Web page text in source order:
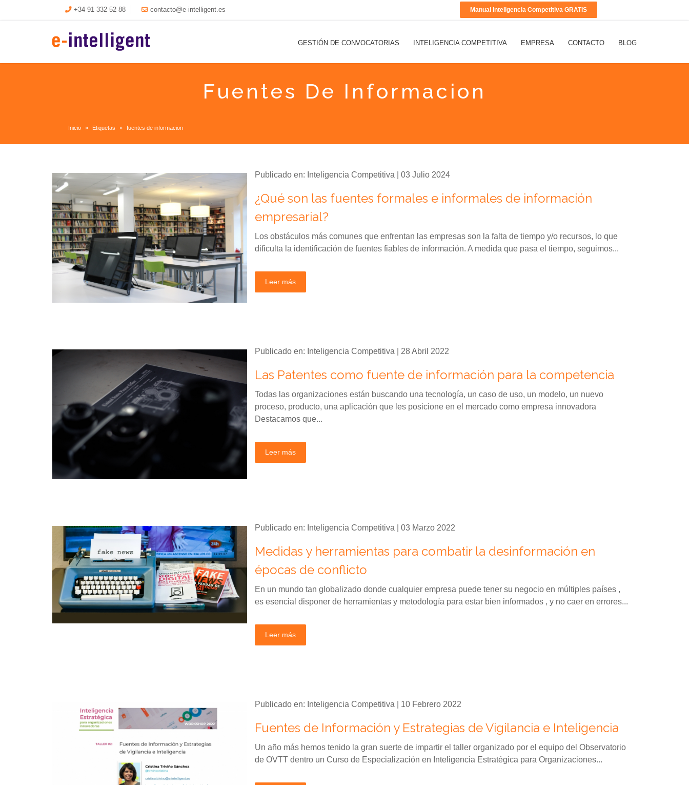
+34 91 332 52 88 contacto@e-intelligent.es Manual Inteligencia Competitiva GRATIS
GESTIÓN DE CONVOCATORIAS INTELIGENCIA COMPETITIVA EMPRESA CONTACTO BLOG
Fuentes De Informacion
Inicio Etiquetas fuentes de informacion
Publicado en: Inteligencia Competitiva | 03 Julio 2024
¿Qué son las fuentes formales e informales de información
empresarial?
Los obstáculos más comunes que enfrentan las empresas son la falta de tiempo y/o recursos, lo que
dificulta la identificación de fuentes fiables de información. A medida que pasa el tiempo, seguimos...
Leer más
Publicado en: Inteligencia Competitiva | 28 Abril 2022
Las Patentes como fuente de información para la competencia
Todas las organizaciones están buscando una tecnología, un caso de uso, un modelo, un nuevo
proceso, producto, una aplicación que les posicione en el mercado como empresa innovadora
Destacamos que...
Leer más
Publicado en: Inteligencia Competitiva | 03 Marzo 2022
Medidas y herramientas para combatir la desinformación en
épocas de conflicto
En un mundo tan globalizado donde cualquier empresa puede tener su negocio en múltiples países ,
es esencial disponer de herramientas y metodología para estar bien informados , y no caer en errores...
Leer más
Publicado en: Inteligencia Competitiva | 10 Febrero 2022
Fuentes de Información y Estrategias de Vigilancia e Inteligencia
Un año más hemos tenido la gran suerte de impartir el taller organizado por el equipo del Observatorio
de OVTT dentro un Curso de Especialización en Inteligencia Estratégica para Organizaciones...